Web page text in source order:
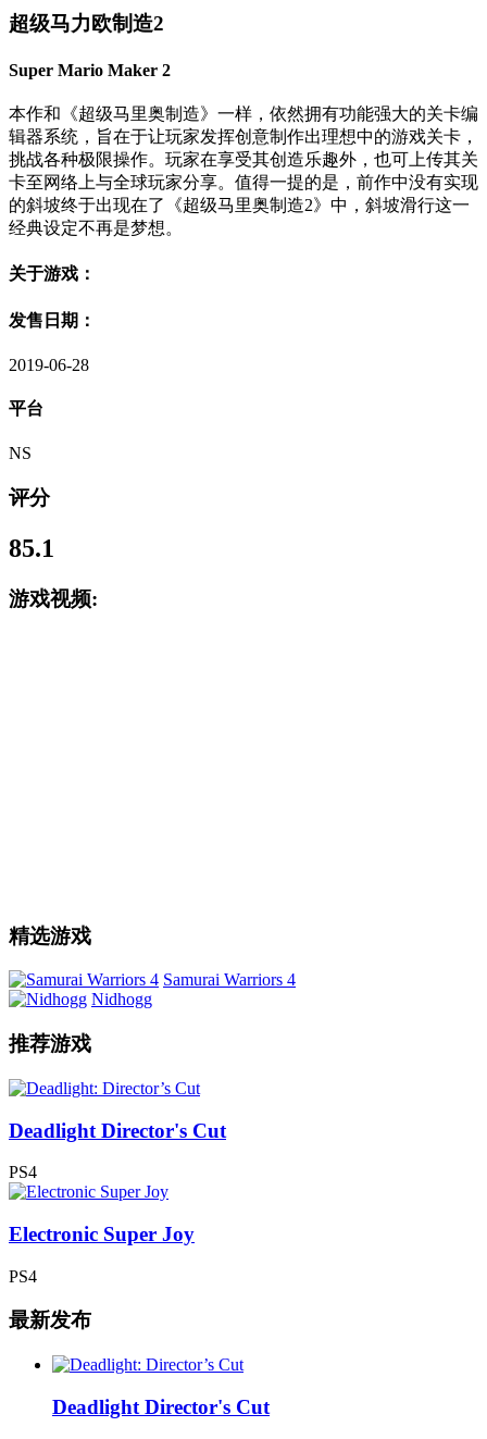
超级马力欧制造2
Super Mario Maker 2
本作和《超级马里奥制造》一样，依然拥有功能强大的关卡编
辑器系统，旨在于让玩家发挥创意制作出理想中的游戏关卡，
挑战各种极限操作。玩家在享受其创造乐趣外，也可上传其关
卡至网络上与全球玩家分享。值得一提的是，前作中没有实现
的斜坡终于出现在了《超级马里奥制造2》中，斜坡滑行这一
经典设定不再是梦想。
关于游戏：
发售日期：
2019-06-28
平台
NS
评分
85.1
游戏视频:
精选游戏
Samurai Warriors 4
Nidhogg
推荐游戏
Deadlight Director's Cut
PS4
Electronic Super Joy
PS4
最新发布
Deadlight Director's Cut